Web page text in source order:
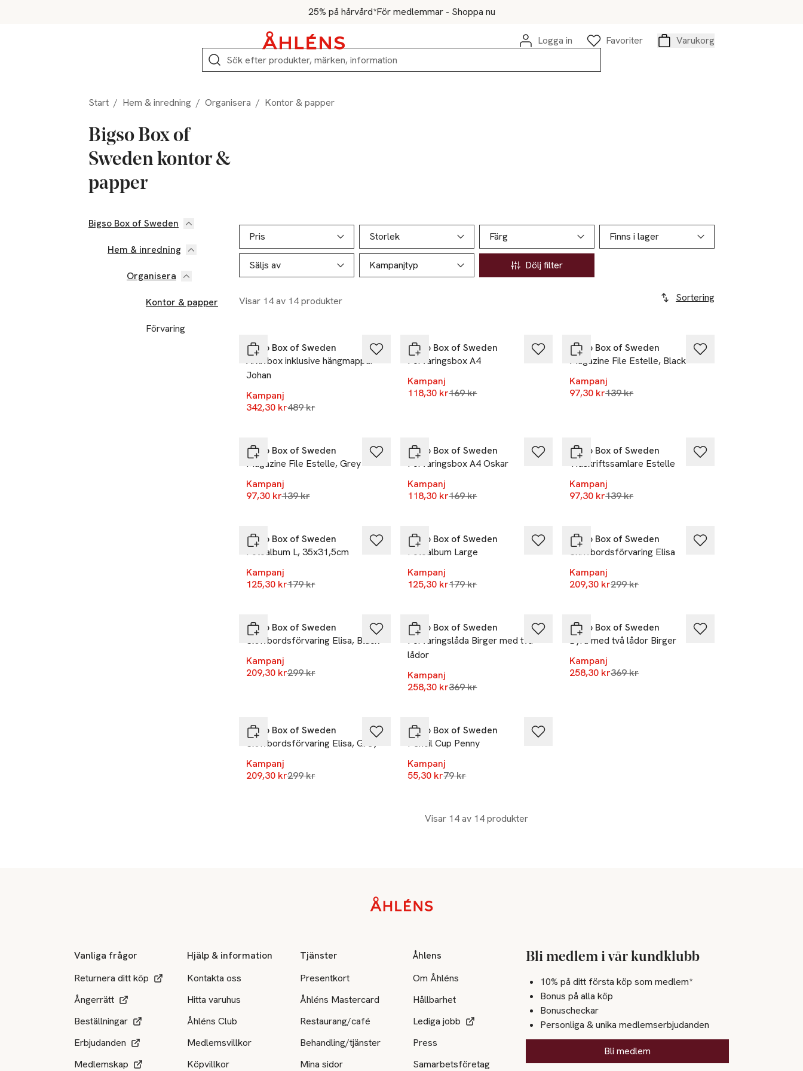
25% på hårvård*För medlemmar - Shoppa nu
Logga in
Favoriter
Varukorg
Sök
Start / Hem & inredning / Organisera / Kontor & papper
Bigso Box of
Sweden kontor &
papper
Hoppa till produktsidan
Bigso Box of Sweden
Hem & inredning
Organisera
Kontor & papper
Förvaring
Hoppa till produktsidan
Pris
Storlek Färg Finns i lager
Säljs av Kampanjtyp Dölj filter
Visar 14 av 14 produkter Sortering
Lista över produkter
Bigso Box of Sweden
Arkivbox inklusive hängmappar
Johan
Kampanj
342,30 krLägsta pris 30 dagar
489 kr
Bigso Box of Sweden
Förvaringsbox A4
Kampanj
118,30 krLägsta pris 30 dagar
169 kr
Bigso Box of Sweden
Magazine File Estelle, Black
Kampanj
97,30 krLägsta pris 30 dagar
139 kr
Bigso Box of Sweden
Magazine File Estelle, Grey
Kampanj
97,30 krLägsta pris 30 dagar
139 kr
Bigso Box of Sweden
Förvaringsbox A4 Oskar
Kampanj
118,30 krLägsta pris 30 dagar
169 kr
Bigso Box of Sweden
Tidskriftssamlare Estelle
Kampanj
97,30 krLägsta pris 30 dagar
139 kr
Bigso Box of Sweden
Fotoalbum L, 35x31,5cm
Kampanj
125,30 krLägsta pris 30 dagar
179 kr
Bigso Box of Sweden
Fotoalbum Large
Kampanj
125,30 krLägsta pris 30 dagar
179 kr
Bigso Box of Sweden
Skrivbordsförvaring Elisa
Kampanj
209,30 krLägsta pris 30 dagar
299 kr
Bigso Box of Sweden
Skrivbordsförvaring Elisa, Black
Kampanj
209,30 krLägsta pris 30 dagar
299 kr
Bigso Box of Sweden
Förvaringslåda Birger med två
lådor
Kampanj
258,30 krLägsta pris 30 dagar
369 kr
Bigso Box of Sweden
Byrå med två lådor Birger
Kampanj
258,30 krLägsta pris 30 dagar
369 kr
Bigso Box of Sweden
Skrivbordsförvaring Elisa, Grey
Kampanj
209,30 krLägsta pris 30 dagar
299 kr
Bigso Box of Sweden
Pencil Cup Penny
Kampanj
55,30 krLägsta pris 30 dagar
79 kr
Visar 14 av 14 produkter
Vanliga frågor
Returnera ditt köp
Ångerrätt
Beställningar
Erbjudanden
Medlemskap
Hjälp & information
Kontakta oss
Hitta varuhus
Åhléns Club
Medlemsvillkor
Köpvillkor
Tjänster
Presentkort
Åhléns Mastercard
Restaurang/café
Behandling/tjänster
Mina sidor
Åhlens
Om Åhléns
Hållbarhet
Lediga jobb
Press
Samarbetsföretag
Bli medlem i vår kundklubb
10% på ditt första köp som medlem*
Bonus på alla köp
Bonuscheckar
Personliga & unika medlemserbjudanden
Bli medlem